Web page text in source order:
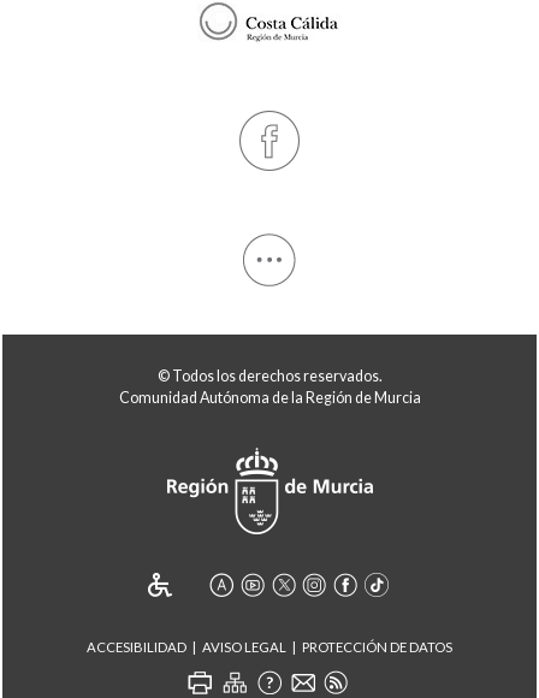
© Todos los derechos reservados.
Comunidad Autónoma de la Región de Murcia
ACCESIBILIDAD AVISO LEGAL PROTECCIÓN DE DATOS